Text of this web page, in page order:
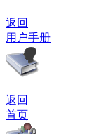
返回
用户手册
返回
首页